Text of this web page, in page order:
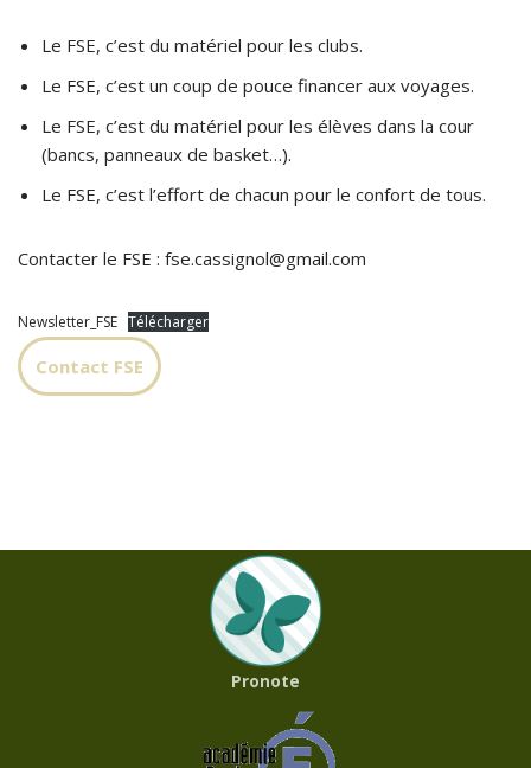
Le FSE, c’est du matériel pour les clubs.
Le FSE, c’est un coup de pouce financer aux voyages.
Le FSE, c’est du matériel pour les élèves dans la cour
(bancs, panneaux de basket…).
Le FSE, c’est l’effort de chacun pour le confort de tous.
Contacter le FSE : fse.cassignol@gmail.com
Newsletter_FSE Télécharger
Contact FSE
Pronote